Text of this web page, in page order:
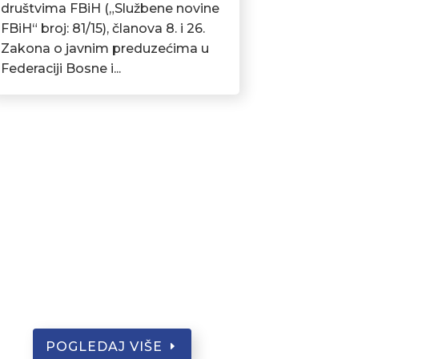
društvima FBiH („Službene novine
FBiH“ broj: 81/15), članova 8. i 26.
Zakona o javnim preduzećima u
Federaciji Bosne i...
POGLEDAJ VIŠE